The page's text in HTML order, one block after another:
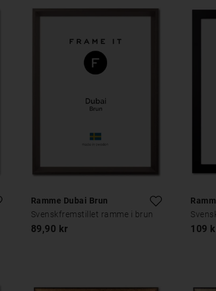
Ramme Dubai Brun
Svenskfremstillet ramme i brun
89,90 kr 109